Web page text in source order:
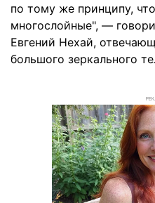
по тому же принципу,
многослойные", —
Евгений Нехай,
большого зеркального